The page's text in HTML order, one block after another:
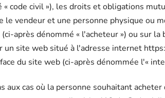
code civil »), les droits et obligations
le vendeur et une personne physique
(ci-après dénommé « l'acheteur ») ou sur la
site web situé à l'adresse internet
du site web (ci-après dénommée l'«
cas où la personne souhaitant